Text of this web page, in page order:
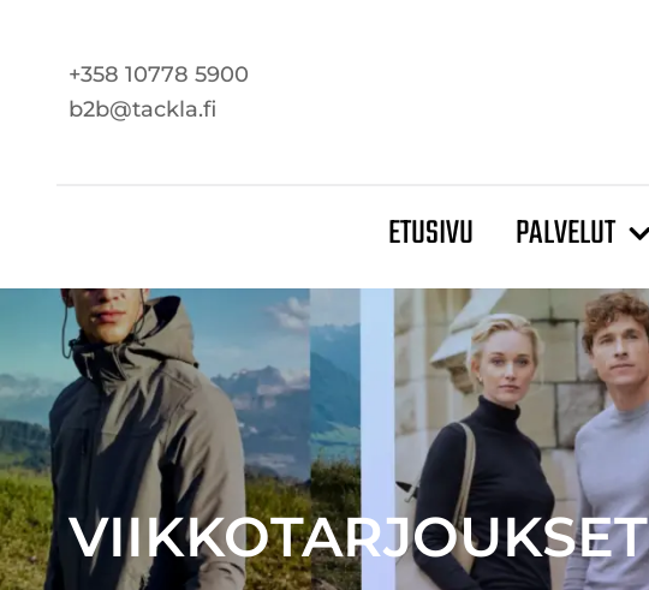
+358 10778 5900
b2b@tackla.fi
ETUSIVU PALVELUT
VIIKKOTARJOUKSET